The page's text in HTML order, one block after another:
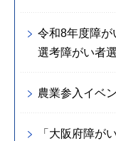
令和8年度障が
選考障がい者
農業参入イベ
「大阪府障が